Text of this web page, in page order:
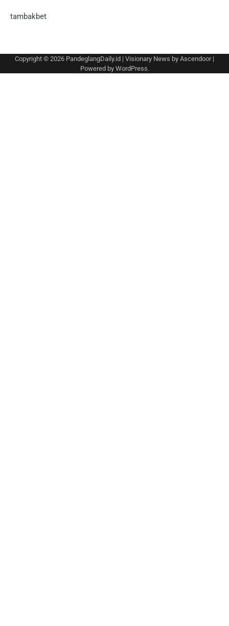
tambakbet
Copyright © 2026 PandeglangDaily.id | Visionary News by Ascendoor|
Powered by WordPress.